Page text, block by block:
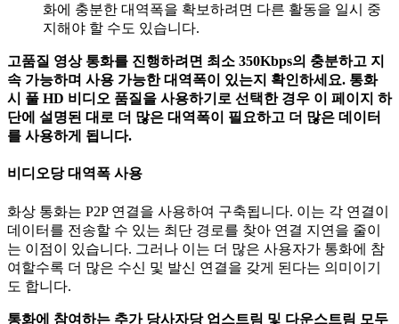
화에 충분한 대 역폭을 확보하려 면 다른 활동을 일시
중
지 해 야 할 수도 있습니 다.
고품질 영상 통화를 진행하려 면 최 소 350Kbps의 충분하고 지
속 가능하며 사용 가능한 대 역폭이 있는지 확인하세 요. 통화
시
풀 HD 비 디 오 품질 을 사용하기 로 선 택한 경우 이 페 이 지 하
단에 설 명된 대 로 더 많은 대 역폭이 필 요하고 더 많은 데 이 터
를 사용하게 됩 니 다.
비 디 오당 대 역폭 사용
화상 통화는 P2P 연 결을 사용하여 구축됩니 다. 이 는 각 연 결이
데 이 터 를 전 송할 수 있는 최 단 경 로를 찾아 연 결 지 연 을 줄이
는 이 점이 있습니 다. 그러 나 이 는 더 많은 사용자가 통화에 참
여 할수록 더 많은 수신 및 발신 연 결을 갖게 된 다는 의 미 이 기
도 합니 다.
통화에 참여하는 추가 당사자당 업 스트림 및 다운스트림 모두